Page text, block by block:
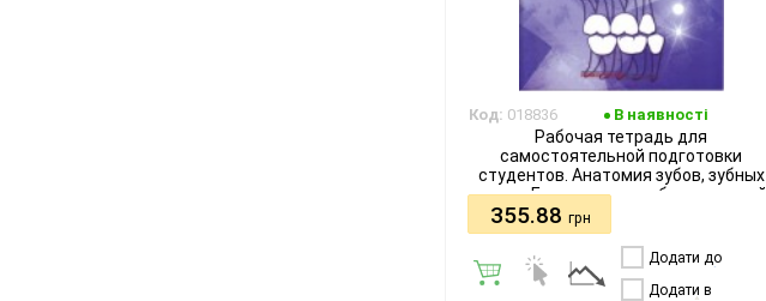
Код: 018836 В наявності
Рабочая тетрадь для
самостоятельной подготовки
студентов. Анатомия зубов, зубных
рядов. Биомеханика зубочелюстной
системы. Пропедевтика
стоматологических заболеваний. .
Под ред. проф. Арутюнова С.Д.
355.88грн
Додати до
порівняння
Додати в